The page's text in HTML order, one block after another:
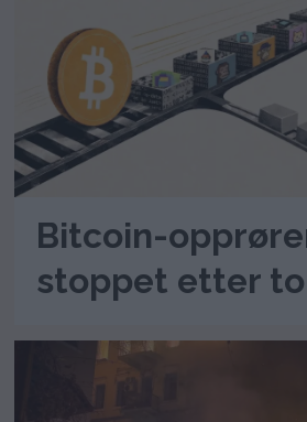
Bitcoin-
stoppet etter